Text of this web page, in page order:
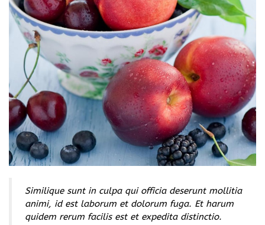
Similique sunt in culpa qui officia deserunt mollitia
animi, id est laborum et dolorum fuga. Et harum
quidem rerum facilis est et expedita distinctio.